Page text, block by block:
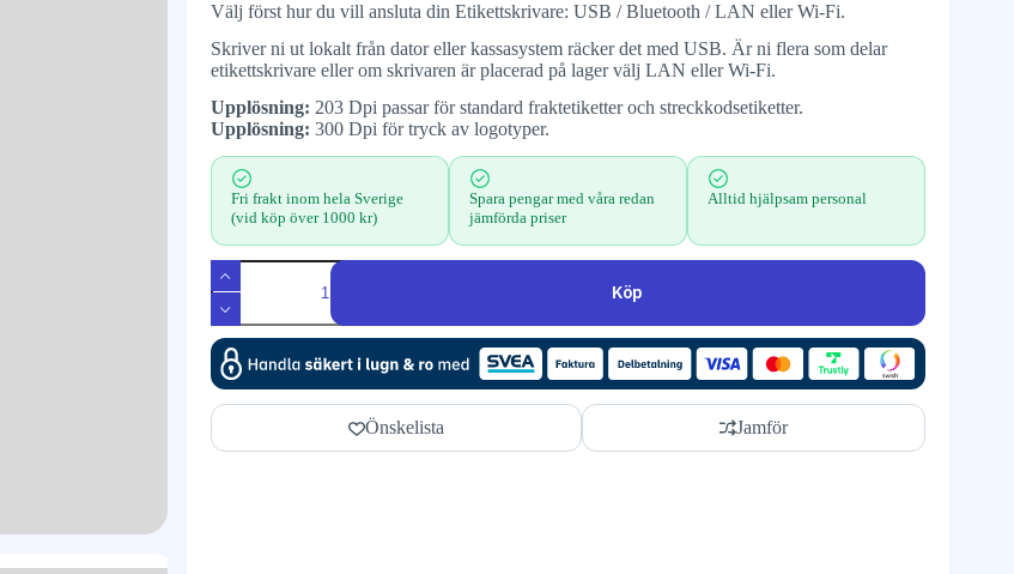
Välj först hur du vill ansluta din Etikettskrivare: USB / Bluetooth / LAN eller Wi-Fi.
Skriver ni ut lokalt från dator eller kassasystem räcker det med USB. Är ni flera som delar
etikettskrivare eller om skrivaren är placerad på lager välj LAN eller Wi-Fi.
Upplösning: 203 Dpi passar för standard fraktetiketter och streckkodsetiketter.
Upplösning: 300 Dpi för tryck av logotyper.
Fri frakt inom hela Sverige
(vid köp över 1000 kr)
Spara pengar med våra redan
jämförda priser
Alltid hjälpsam personal
Köp
Önskelista Jamför